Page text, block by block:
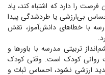
را دارد که اشتباه کند، یاد
بی‌ارزشی یا طردشدگی پیدا
با خطا‌های دانش‌آموز، نقش
تربیتی مدرسه با باور‌ها و
روانی کودک است. وقتی کودک
ارزشی نشود، احساس ثبات و